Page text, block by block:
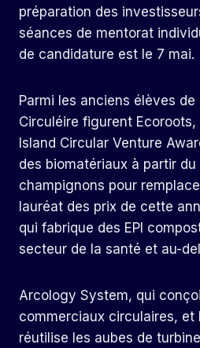
préparation des
séances de mentorat
de candidature est le 7 mai.
Parmi les anciens élèves
Circuléire figurent
Island Circular Venture
des biomatériaux à partir
champignons pour
lauréat des prix de cette
qui fabrique des EPI
secteur de la santé et au-
Arcology System, qui
commerciaux circulaires, et
réutilise les aubes de